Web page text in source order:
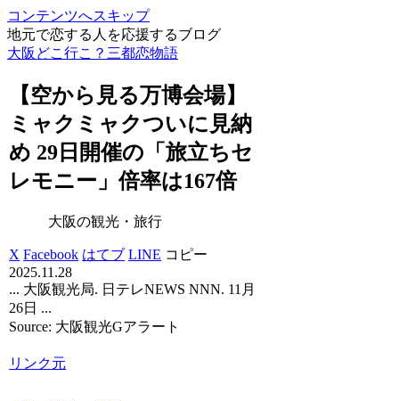
コンテンツへスキップ
地元で恋する人を応援するブログ
大阪どこ行こ？三都恋物語
【空から見る万博会場】
ミャクミャクついに見納
め 29日開催の「旅立ちセ
レモニー」倍率は167倍
大阪の観光・旅行
X Facebook はてブ LINE コピー
2025.11.28
... 大阪観光局. 日テレNEWS NNN. 11月
26日 ...
Source: 大阪観光Gアラート
リンク元